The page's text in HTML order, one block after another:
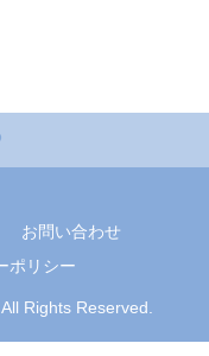
お問い合わせ
ポリシー
Rights Reserved.